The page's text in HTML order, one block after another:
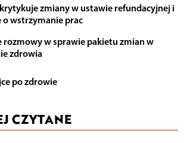
zmiany w ustawie refundacyjnej i
o wstrzymanie prac
rozmowy w sprawie pakietu zmian w
zdrowia
po zdrowie
CZYTANE